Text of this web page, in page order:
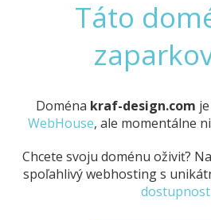
Táto
Doména kraf-design.com
WebHouse, ale momentálne
Chcete svoju doménu oživiť?
spoľahlivý webhosting s